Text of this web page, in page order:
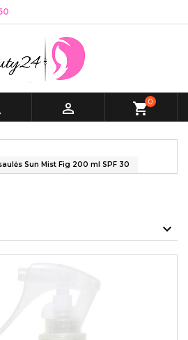
 shopping_cart0
Sun Mist Fig 200 ml SPF 30